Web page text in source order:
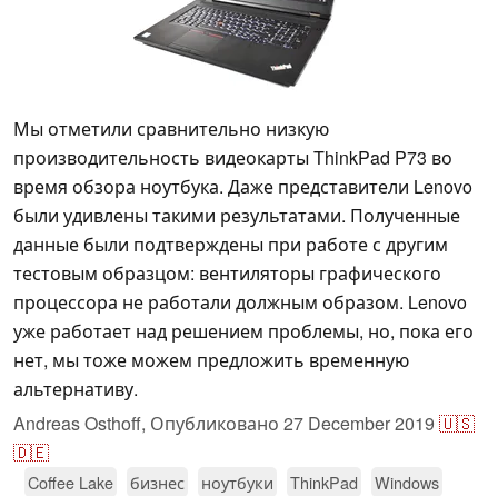
Мы отметили сравнительно низкую
производительность видеокарты ThinkPad P73 во
время обзора ноутбука. Даже представители Lenovo
были удивлены такими результатами. Полученные
данные были подтверждены при работе с другим
тестовым образцом: вентиляторы графического
процессора не работали должным образом. Lenovo
уже работает над решением проблемы, но, пока его
нет, мы тоже можем предложить временную
альтернативу.
Andreas Osthoff, Опубликовано 27 December 2019 🇺🇸
🇩🇪
Coffee Lake бизнес ноутбуки ThinkPad
Windows